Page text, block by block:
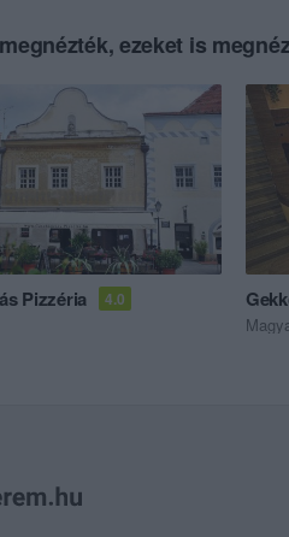
ezeket is
Pizzéria 4.0